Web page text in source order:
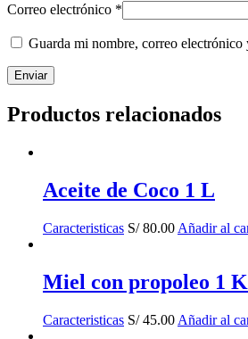
Correo electrónico *
Guarda mi nombre, correo electrónico
Productos relacionados
Aceite de Coco 1 L
Caracteristicas S/80.00 Añadir al
Miel con propoleo 1
Caracteristicas S/45.00 Añadir al